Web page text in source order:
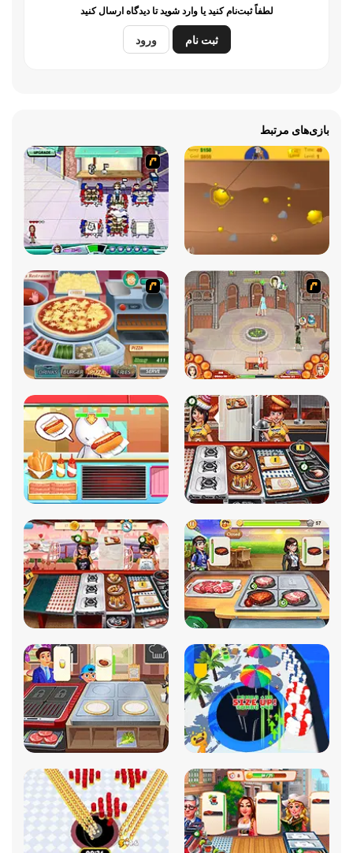
لطفاً ثبت‌نام کنید یا وارد شوید تا دیدگاه ارسال کنید
ثبت نام ورود
بازی‌های مرتبط